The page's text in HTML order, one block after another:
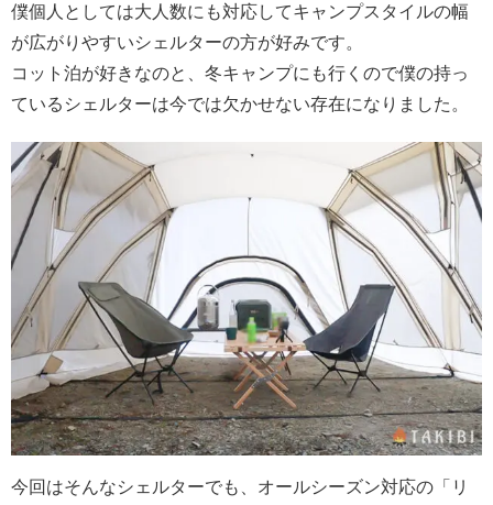
僕個人としては大人数にも対応してキャンプスタイルの幅
が広がりやすいシェルターの方が好みです。
コット泊が好きなのと、冬キャンプにも行くので僕の持っ
ているシェルターは今では欠かせない存在になりました。
今回はそんなシェルターでも、オールシーズン対応の「リ